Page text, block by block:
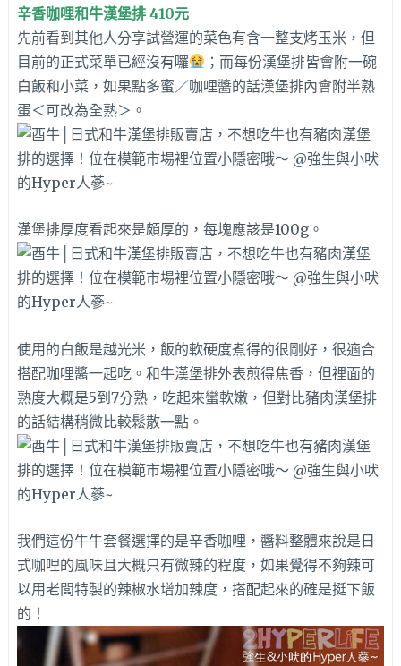
辛香咖哩和牛漢堡排 410元
先前看到其他人分享試營運的菜色有含一整支烤玉米，但
目前的正式菜單已經沒有囉
；而每份漢堡排皆會附一碗
白飯和小菜，如果點多蜜／咖哩醬的話漢堡排內會附半熟
蛋＜可改為全熟＞。
漢堡排厚度看起來是頗厚的，每塊應該是100g。
使用的白飯是越光米，飯的軟硬度煮得的很剛好，很適合
搭配咖哩醬一起吃。和牛漢堡排外表煎得焦香，但裡面的
熟度大概是5到7分熟，吃起來蠻軟嫩，但對比豬肉漢堡排
的話結構稍微比較鬆散一點。
我們這份牛牛套餐選擇的是辛香咖哩，醬料整體來說是日
式咖哩的風味且大概只有微辣的程度，如果覺得不夠辣可
以用老闆特製的辣椒水增加辣度，搭配起來的確是挺下飯
的！